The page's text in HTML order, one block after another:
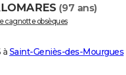
(97 ans)
cagnotte obsèques
à Saint-Geniès-des-Mourgues